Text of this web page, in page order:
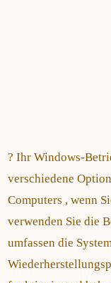
? Ihr Windows-
verschiedene
Computers , wenn
verwenden Sie die
umfassen die